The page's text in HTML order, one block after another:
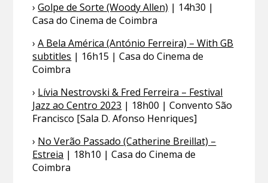
›Golpe de Sorte (Woody Allen) | 14h30 |
Casa do Cinema de Coimbra
›A Bela América (António Ferreira) – With GB
subtitles | 16h15 | Casa do Cinema de
Coimbra
› Lívia Nestrovski & Fred Ferreira – Festival
Jazz ao Centro 2023 | 18h00 | Convento São
Francisco [Sala D. Afonso Henriques]
› No Verão Passado (Catherine Breillat) –
Estreia | 18h10 | Casa do Cinema de
Coimbra